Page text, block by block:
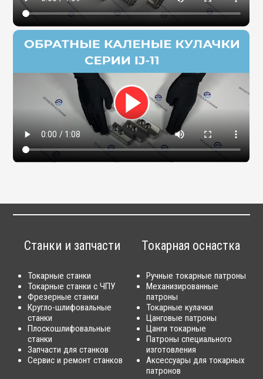
Станки и запчасти
Токарные станки
Токарные станки с ЧПУ
Фрезерные станки
Кругло-шлифовальные
станки
Плоскошлифовальные
станки
Запчасти для станков
Сервис и ремонт станков
Токарная оснастка
Ручные токарные патроны
Механизированные
патроны
Токарные кулачки
Цанговые патроны
Цанги токарные
Патроны специального
изготовления
Аксессуары для токарных
патронов